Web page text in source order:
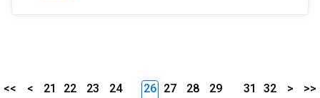
<< < 21 22 23
24
26 27 28
29
31 32 > >>